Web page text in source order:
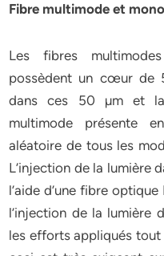
Fibre multimode et
Les fibres
possèdent un cœur de
dans ces 50 µm et
multimode présente
aléatoire de tous les
L’injection de la lumière
l’aide d’une fibre
l’injection de la lumière
les efforts appliqués